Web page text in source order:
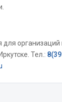
организаций
Тел.: